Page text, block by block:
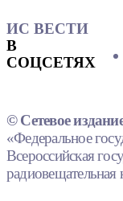
ИС ВЕСТИ
В
СОЦСЕТЯХ
© Сетевое
«Федеральное
Всероссийская